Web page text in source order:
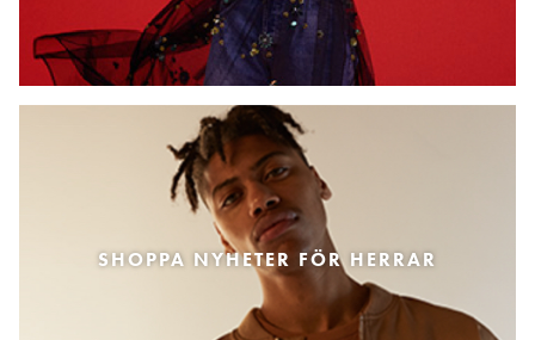
SHOPPA NYHETER FÖR HERRAR